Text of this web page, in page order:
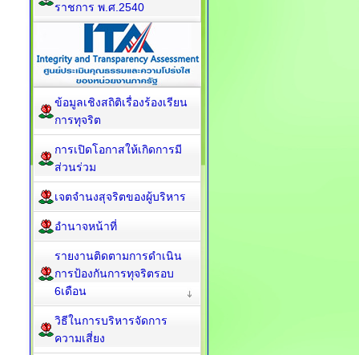
ราชการ พ.ศ.2540
ข้อมูลเชิงสถิติเรื่องร้องเรียน
การทุจริต
การเปิดโอกาสให้เกิดการมี
ส่วนร่วม
เจตจำนงสุจริตของผู้บริหาร
อำนาจหน้าที่
รายงานติดตามการดำเนิน
การป้องกันการทุจริตรอบ
6เดือน
วิธีในการบริหารจัดการ
ความเสี่ยง